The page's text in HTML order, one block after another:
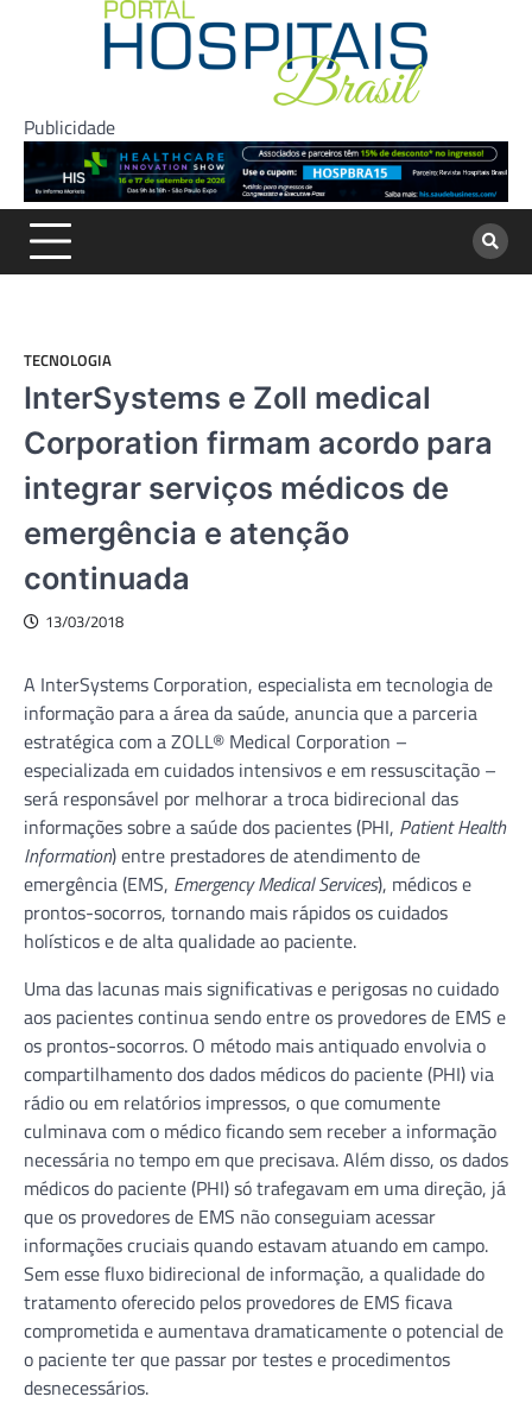
Publicidade
TECNOLOGIA
InterSystems e Zoll medical
Corporation firmam acordo para
integrar serviços médicos de
emergência e atenção
continuada
13/03/2018
A InterSystems Corporation, especialista em tecnologia de
informação para a área da saúde, anuncia que a parceria
estratégica com a ZOLL® Medical Corporation –
especializada em cuidados intensivos e em ressuscitação –
será responsável por melhorar a troca bidirecional das
informações sobre a saúde dos pacientes (PHI, Patient Health
Information) entre prestadores de atendimento de
emergência (EMS, Emergency Medical Services), médicos e
prontos-socorros, tornando mais rápidos os cuidados
holísticos e de alta qualidade ao paciente.
Uma das lacunas mais significativas e perigosas no cuidado
aos pacientes continua sendo entre os provedores de EMS e
os prontos-socorros. O método mais antiquado envolvia o
compartilhamento dos dados médicos do paciente (PHI) via
rádio ou em relatórios impressos, o que comumente
culminava com o médico ficando sem receber a informação
necessária no tempo em que precisava. Além disso, os dados
médicos do paciente (PHI) só trafegavam em uma direção, já
que os provedores de EMS não conseguiam acessar
informações cruciais quando estavam atuando em campo.
Sem esse fluxo bidirecional de informação, a qualidade do
tratamento oferecido pelos provedores de EMS ficava
comprometida e aumentava dramaticamente o potencial de
o paciente ter que passar por testes e procedimentos
desnecessários.